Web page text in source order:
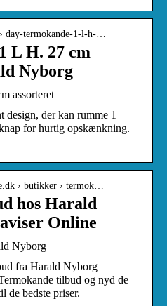
day-termokande-1-l-h-…
L H. 27 cm
Nyborg
assorteret
design, der kan rumme 1
for hurtig opskænkning.
› butikker › termok…
hos Harald
Online
Nyborg
fra Harald Nyborg
tilbud og nyd de
de bedste priser.